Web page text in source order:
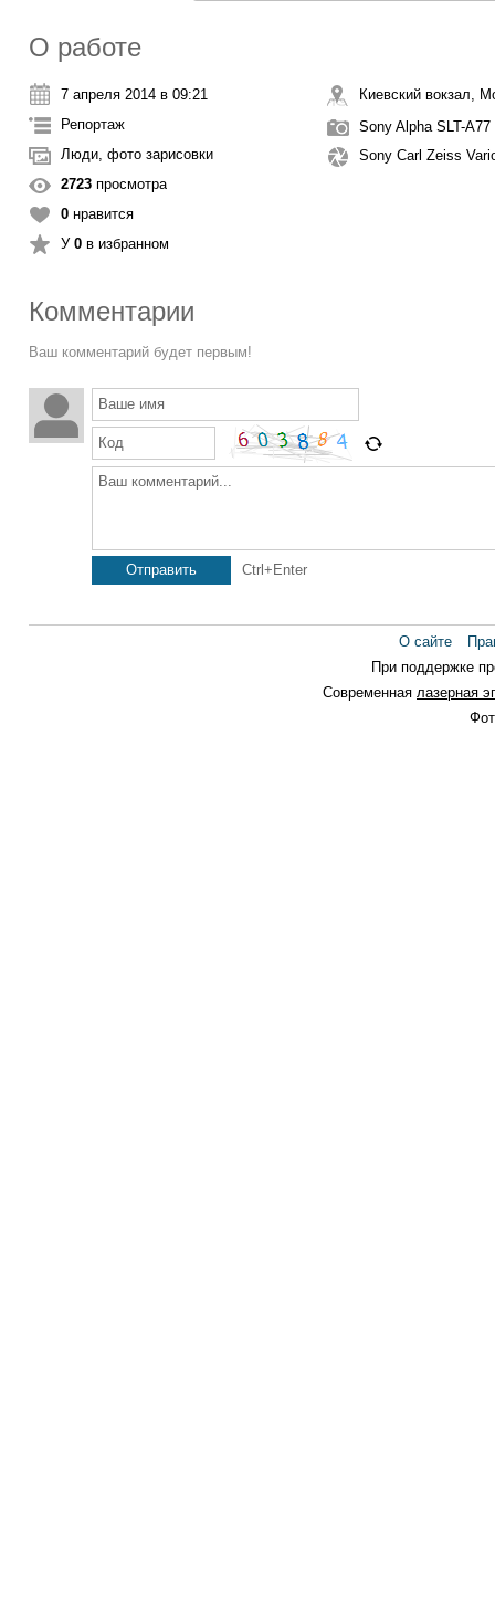
О работе
7 апреля 2014 в 09:21
Репортаж
Люди, фото зарисовки
2723 просмотра
0 нравится
У 0 в избранном
Киевский вокзал,
Sony Alpha SLT-A77
Sony Carl Zeiss
Комментарии
Ваш комментарий будет первым!
Ваше имя
Код
Ваш комментарий...
Отправить Ctrl+Enter
О сайте
При поддержке
Современная лазерная